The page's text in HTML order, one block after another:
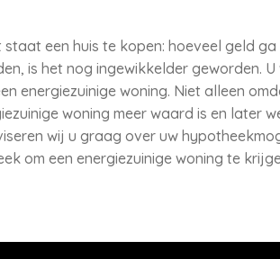
een huis te kopen: hoeveel geld
is het nog ingewikkelder geworden.
energiezuinige woning. Niet alleen
woning meer waard is en later
wij u graag over uw
om een energiezuinige woning te